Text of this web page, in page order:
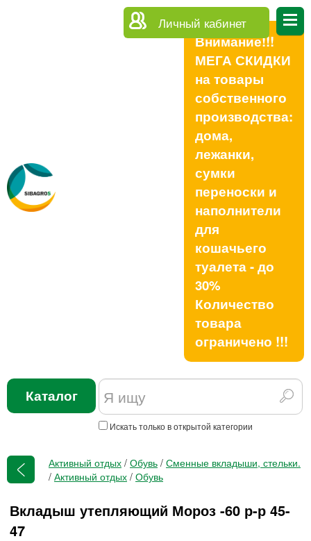
Личный кабинет
Внимание!!!
МЕГА СКИДКИ
на товары
собственного
производства:
дома,
лежанки,
сумки
переноски и
наполнители
для
кошачьего
туалета - до
30%
Количество
товара
ограничено !!!
Каталог
Искать только в открытой категории
Активный отдых / Обувь / Сменные вкладыши, стельки.
/ Активный отдых / Обувь
Вкладыш утепляющий Мороз -60 р-р 45-
47